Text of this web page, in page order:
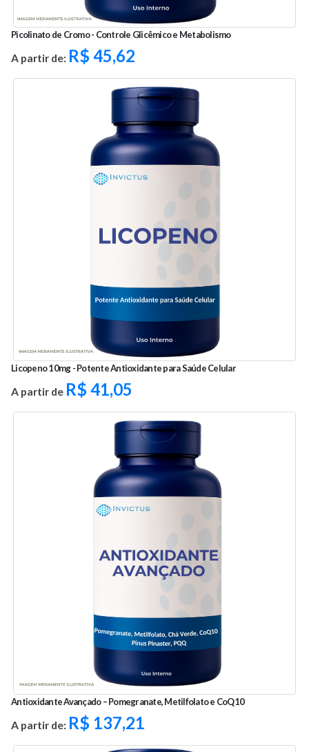
Picolinato de Cromo - Controle Glicêmico e Metabolismo
A partir de: R$ 45,62
Licopeno 10mg - Potente Antioxidante para Saúde Celular
A partir de R$ 41,05
Antioxidante Avançado – Pomegranate, Metilfolato e CoQ10
A partir de: R$ 137,21